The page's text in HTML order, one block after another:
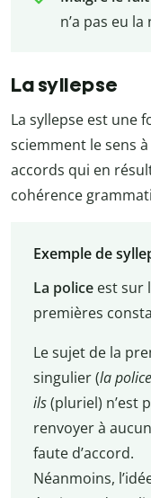
n’a pas eu
La syllepse
La syllepse est une
sciemment le sens
accords qui en
cohérence
Exemple de
La policeest sur
premières
Le sujet de la
singulier (la police
ils(pluriel) n’est
renvoyer à
faute d’accord.
Néanmoins,